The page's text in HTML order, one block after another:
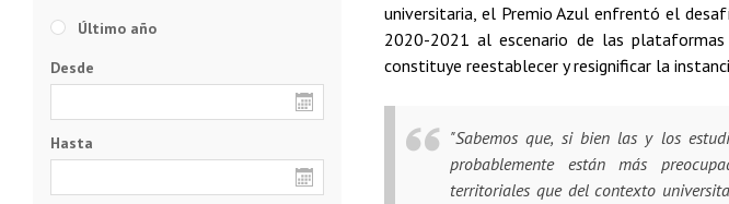
universitaria, el Premio Azul enfrentó el
2020-2021 al escenario de las plataformas
constituye reestablecer y resignificar la
"Sabemos que, si bien las y los
probablemente están más
territoriales que del contexto
Último año
Desde
Hasta